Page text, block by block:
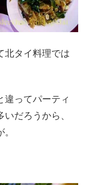
北タイ料理では
違ってパーティ
だろうから、